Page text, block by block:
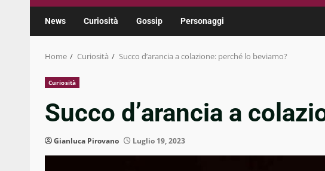
News Curiosità Gossip Personaggi
Home Curiosità Succo d’arancia a colazione: perché lo beviamo?
Curiosità
Succo d’arancia a
Gianluca Pirovano Luglio 19, 2023